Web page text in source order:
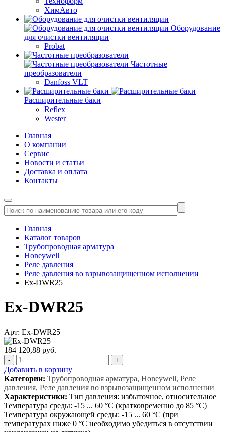
ХимАвто
Оборудование
для очистки вентиляции
Probat
Частотные
преобразователи
Danfoss VLT
Расширительные баки
Reflex
Wester
Главная
О компании
Сервис
Новости и статьи
Доставка и оплата
Контакты
Главная
Каталог товаров
Трубопроводная арматура
Honeywell
Реле давления
Реле давления во взрывозащищенном исполнении
Ex-DWR25
Ex-DWR25
Арт: Ex-DWR25
184 120,88 руб.
- +
Добавить в корзину
Категории: Трубопроводная арматура, Honeywell, Реле
давления, Реле давления во взрывозащищенном исполнении
Характеристики: Тип давления: избыточное, относительное
Температура среды: -15 ... 60 °C (кратковременно до 85 °C)
Температура окружающей среды: -15 ... 60 °C (при
температурах ниже 0 °C необходимо убедиться в отсутствии